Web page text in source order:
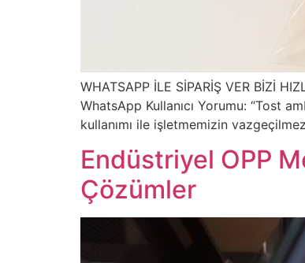
WHATSAPP İLE SİPARİŞ VER BİZİ
WhatsApp Kullanıcı Yorumu: “Tost
kullanımı ile işletmemizin
Endüstriyel OPP
Çözümler